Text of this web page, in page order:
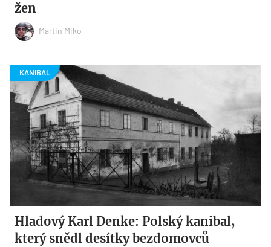
žen
Martin Miko
Hladový Karl Denke: Polský kanibal,
který snědl desítky bezdomovců